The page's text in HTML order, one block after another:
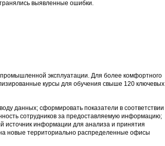
выявленные ошибки.
эксплуатации. Для более комфортного
курсы для обучения свыше 120 ключевых
данных; сформировать показатели в соответствии
сотрудников за предоставляемую информацию;
источник информации для анализа и принятия
новые территориально распределенные офисы